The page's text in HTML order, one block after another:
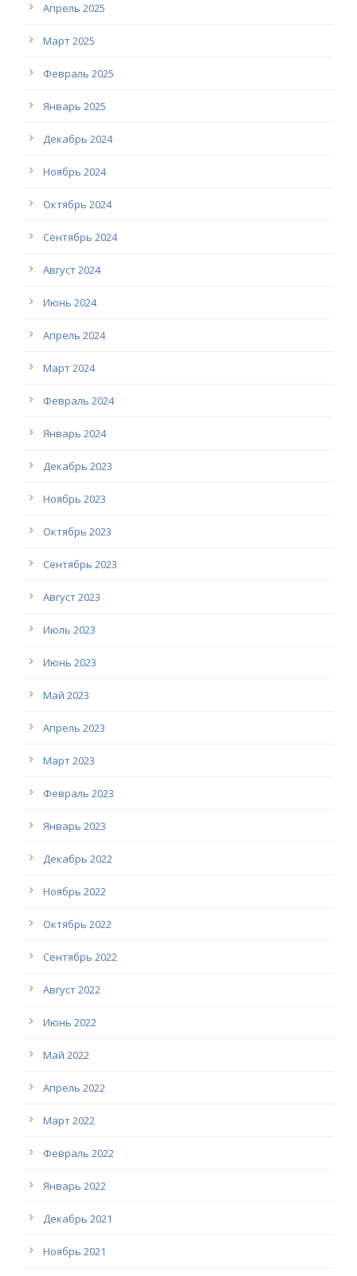
Апрель 2025
Март 2025
Февраль 2025
Январь 2025
Декабрь 2024
Ноябрь 2024
Октябрь 2024
Сентябрь 2024
Август 2024
Июнь 2024
Апрель 2024
Март 2024
Февраль 2024
Январь 2024
Декабрь 2023
Ноябрь 2023
Октябрь 2023
Сентябрь 2023
Август 2023
Июль 2023
Июнь 2023
Май 2023
Апрель 2023
Март 2023
Февраль 2023
Январь 2023
Декабрь 2022
Ноябрь 2022
Октябрь 2022
Сентябрь 2022
Август 2022
Июнь 2022
Май 2022
Апрель 2022
Март 2022
Февраль 2022
Январь 2022
Декабрь 2021
Ноябрь 2021